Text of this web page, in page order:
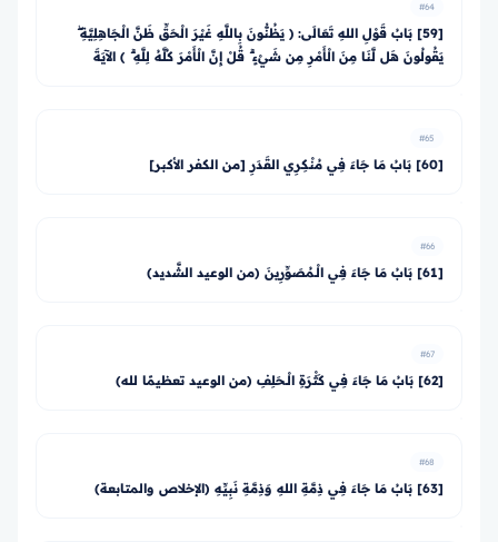
#64
[59] بَابُ قَوْلِ اللهِ تَعَالَى: ﴿ يَظُنُّونَ بِاللَّهِ غَيْرَ الْحَقِّ ظَنَّ الْجَاهِلِيَّةِ ۖ
يَقُولُونَ هَل لَّنَا مِنَ الْأَمْرِ مِن شَيْءٍ ۗ قُلْ إِنَّ الْأَمْرَ كُلَّهُ لِلَّهِ ۗ ﴾ الآيَةَ
#65
[60] بَابُ مَا جَاءَ فِي مُنْكِرِي القَدَرِ [من الكفر الأكبر]
#66
[61] بَابُ مَا جَاءَ فِي الْـمُصَوِّرِينَ (من الوعيد الشَّديد)
#67
[62] بَابُ مَا جَاءَ فِي كَثْرَةِ الْـحَلِفِ (من الوعيد تعظيمًا لله)
#68
[63] بَابُ مَا جَاءَ فِي ذِمَّةِ اللهِ وَذِمَّةِ نَبِيِّهِ (الإخلاص والمتابعة)